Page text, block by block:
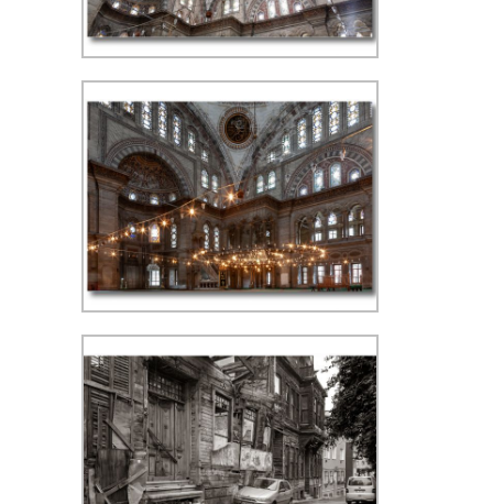
Kapalıçarşı (Grote Bazaar) - ISO
400, f/8, 1/60 sec, 32 mm, WB
schaduw
Nuruosmaniye Moskee - ISO 400,
f/11, 3.2 sec, 24 mm, WB zonnig.
Camera op tafelstatief op de
grond geplaatst.